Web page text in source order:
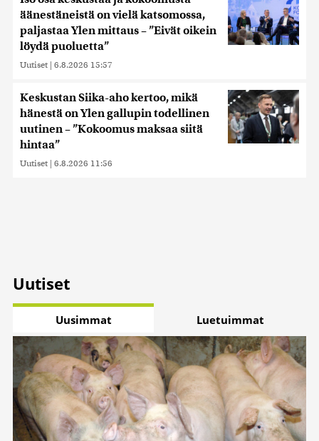
äänestäneistä on vielä katsomossa,
paljastaa Ylen mittaus – ”Eivät oikein
löydä puoluetta”
Uutiset | 6.8.2026 15:57
Keskustan Siika-aho kertoo, mikä
hänestä on Ylen gallupin todellinen
uutinen – ”Kokoomus maksaa siitä
hintaa”
Uutiset | 6.8.2026 11:56
Uutiset
Uusimmat Luetuimmat